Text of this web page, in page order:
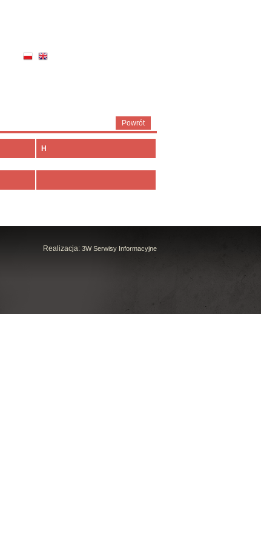
Powrót
H
Realizacja: 3W Serwisy Informacyjne